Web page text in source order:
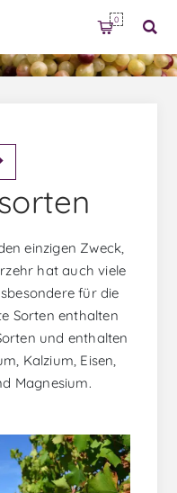
0
einzigen Zweck,
hat auch viele
für die
Sorten enthalten
und enthalten
Kalzium, Eisen,
Magnesium.